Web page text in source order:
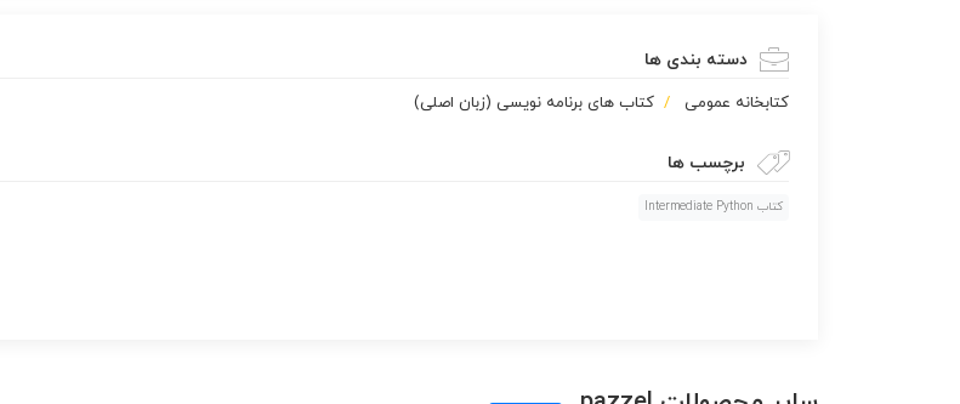
دسته بندی ها
كتابخانه عمومی کتاب های برنامه نویسی (زبان اصلی)
برچسب ها
کتاب Intermediate Python